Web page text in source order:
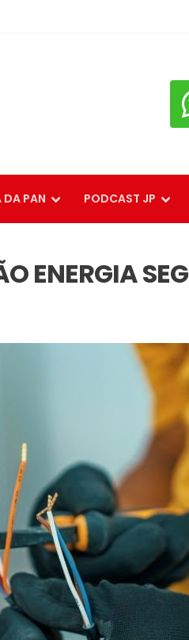
DA PAN PODCAST JP
ENERGIA